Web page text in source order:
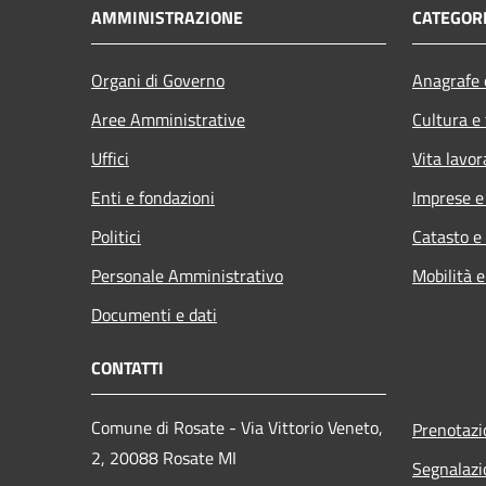
AMMINISTRAZIONE
Organi di Governo
Aree Amministrative
Uffici
Enti e fondazioni
Politici
Personale Amministrativo
Documenti e dati
Cultura
Vita
Imprese
Catasto
Mobilità
CONTATTI
Comune di Rosate - Via Vittorio Veneto,
2, 20088 Rosate MI